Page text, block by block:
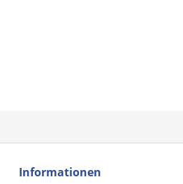
Informationen